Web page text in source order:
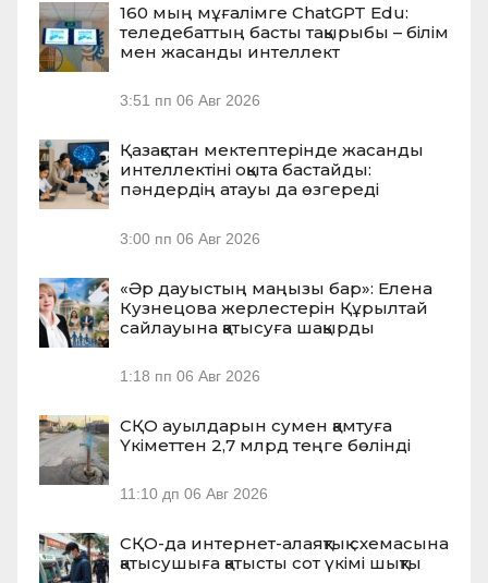
160 мың мұғалімге ChatGPT Edu:
теледебаттың басты тақырыбы – білім
мен жасанды интеллект
3:51 пп 06 Авг 2026
Қазақстан мектептерінде жасанды
интеллектіні оқыта бастайды:
пәндердің атауы да өзгереді
3:00 пп 06 Авг 2026
«Әр дауыстың маңызы бар»: Елена
Кузнецова жерлестерін Құрылтай
сайлауына қатысуға шақырды
1:18 пп 06 Авг 2026
СҚО ауылдарын сумен қамтуға
Үкіметтен 2,7 млрд теңге бөлінді
11:10 дп 06 Авг 2026
СҚО-да интернет-алаяқтық схемасына
қатысушыға қатысты сот үкімі шықты